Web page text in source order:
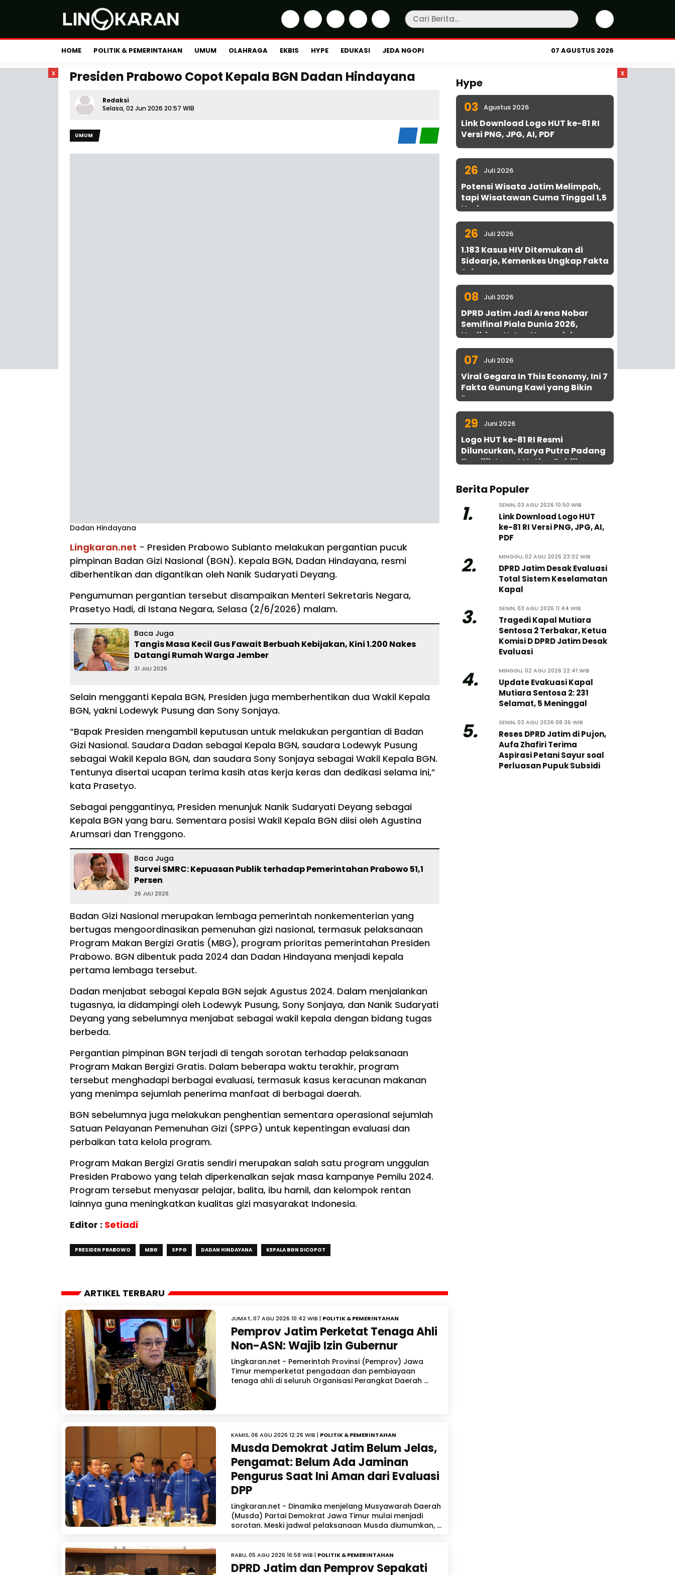
HOME POLITIK & PEMERINTAHAN UMUM OLAHRAGA EKBIS HYPE EDUKASI JEDA NGOPI 07 AGUSTUS 2026
x x
Presiden Prabowo Copot Kepala BGN Dadan Hindayana
Redaksi
Selasa, 02 Jun 2026 20:57 WIB
UMUM
Dadan Hindayana
Lingkaran.net - Presiden Prabowo Subianto melakukan pergantian pucuk
pimpinan Badan Gizi Nasional (BGN). Kepala BGN, Dadan Hindayana, resmi
diberhentikan dan digantikan oleh Nanik Sudaryati Deyang.
Pengumuman pergantian tersebut disampaikan Menteri Sekretaris Negara,
Prasetyo Hadi, di Istana Negara, Selasa (2/6/2026) malam.
Baca Juga
Tangis Masa Kecil Gus Fawait Berbuah Kebijakan, Kini 1.200 Nakes
Datangi Rumah Warga Jember
31 JULI 2026
Selain mengganti Kepala BGN, Presiden juga memberhentikan dua Wakil Kepala
BGN, yakni Lodewyk Pusung dan Sony Sonjaya.
“Bapak Presiden mengambil keputusan untuk melakukan pergantian di Badan
Gizi Nasional. Saudara Dadan sebagai Kepala BGN, saudara Lodewyk Pusung
sebagai Wakil Kepala BGN, dan saudara Sony Sonjaya sebagai Wakil Kepala BGN.
Tentunya disertai ucapan terima kasih atas kerja keras dan dedikasi selama ini,”
kata Prasetyo.
Sebagai penggantinya, Presiden menunjuk Nanik Sudaryati Deyang sebagai
Kepala BGN yang baru. Sementara posisi Wakil Kepala BGN diisi oleh Agustina
Arumsari dan Trenggono.
Baca Juga
Survei SMRC: Kepuasan Publik terhadap Pemerintahan Prabowo 51,1
Persen
26 JULI 2026
Badan Gizi Nasional merupakan lembaga pemerintah nonkementerian yang
bertugas mengoordinasikan pemenuhan gizi nasional, termasuk pelaksanaan
Program Makan Bergizi Gratis (MBG), program prioritas pemerintahan Presiden
Prabowo. BGN dibentuk pada 2024 dan Dadan Hindayana menjadi kepala
pertama lembaga tersebut.
Dadan menjabat sebagai Kepala BGN sejak Agustus 2024. Dalam menjalankan
tugasnya, ia didampingi oleh Lodewyk Pusung, Sony Sonjaya, dan Nanik Sudaryati
Deyang yang sebelumnya menjabat sebagai wakil kepala dengan bidang tugas
berbeda.
Pergantian pimpinan BGN terjadi di tengah sorotan terhadap pelaksanaan
Program Makan Bergizi Gratis. Dalam beberapa waktu terakhir, program
tersebut menghadapi berbagai evaluasi, termasuk kasus keracunan makanan
yang menimpa sejumlah penerima manfaat di berbagai daerah.
BGN sebelumnya juga melakukan penghentian sementara operasional sejumlah
Satuan Pelayanan Pemenuhan Gizi (SPPG) untuk kepentingan evaluasi dan
perbaikan tata kelola program.
Program Makan Bergizi Gratis sendiri merupakan salah satu program unggulan
Presiden Prabowo yang telah diperkenalkan sejak masa kampanye Pemilu 2024.
Program tersebut menyasar pelajar, balita, ibu hamil, dan kelompok rentan
lainnya guna meningkatkan kualitas gizi masyarakat Indonesia.
Editor : Setiadi
PRESIDEN PRABOWO MBG SPPG DADAN HINDAYANA KEPALA BGN DICOPOT
ARTIKEL TERBARU
JUMAT, 07 AGU 2026 10:42 WIB | POLITIK & PEMERINTAHAN
Pemprov Jatim Perketat Tenaga Ahli
Non-ASN: Wajib Izin Gubernur
Lingkaran.net - Pemerintah Provinsi (Pemprov) Jawa
Timur memperketat pengadaan dan pembiayaan
tenaga ahli di seluruh Organisasi Perangkat Daerah ...
KAMIS, 06 AGU 2026 12:26 WIB | POLITIK & PEMERINTAHAN
Musda Demokrat Jatim Belum Jelas,
Pengamat: Belum Ada Jaminan
Pengurus Saat Ini Aman dari Evaluasi
DPP
Lingkaran.net - Dinamika menjelang Musyawarah Daerah
(Musda) Partai Demokrat Jawa Timur mulai menjadi
sorotan. Meski jadwal pelaksanaan Musda diumumkan, ...
RABU, 05 AGU 2026 16:58 WIB | POLITIK & PEMERINTAHAN
DPRD Jatim dan Pemprov Sepakati
Hype
03 Agustus 2026
Link Download Logo HUT ke-81 RI
Versi PNG, JPG, AI, PDF
26 Juli 2026
Potensi Wisata Jatim Melimpah,
tapi Wisatawan Cuma Tinggal 1,5
Hari
26 Juli 2026
1.183 Kasus HIV Ditemukan di
Sidoarjo, Kemenkes Ungkap Fakta
Sebenarnya
08 Juli 2026
DPRD Jatim Jadi Arena Nobar
Semifinal Piala Dunia 2026,
Hadirkan Uston Nawawi dan
UMKM Gratis untuk 1.000 Warga
07 Juli 2026
Viral Gegara In This Economy, Ini 7
Fakta Gunung Kawi yang Bikin
Penasaran
29 Juni 2026
Logo HUT ke-81 RI Resmi
Diluncurkan, Karya Putra Padang
Terpilih Lewat Voting Publik
Berita Populer
1. SENIN, 03 AGU 2026 10:50 WIB
Link Download Logo HUT
ke-81 RI Versi PNG, JPG, AI,
PDF
2. MINGGU, 02 AGU 2026 23:02 WIB
DPRD Jatim Desak Evaluasi
Total Sistem Keselamatan
Kapal
3. SENIN, 03 AGU 2026 11:44 WIB
Tragedi Kapal Mutiara
Sentosa 2 Terbakar, Ketua
Komisi D DPRD Jatim Desak
Evaluasi
4. MINGGU, 02 AGU 2026 22:41 WIB
Update Evakuasi Kapal
Mutiara Sentosa 2: 231
Selamat, 5 Meninggal
5. SENIN, 03 AGU 2026 08:36 WIB
Reses DPRD Jatim di Pujon,
Aufa Zhafiri Terima
Aspirasi Petani Sayur soal
Perluasan Pupuk Subsidi